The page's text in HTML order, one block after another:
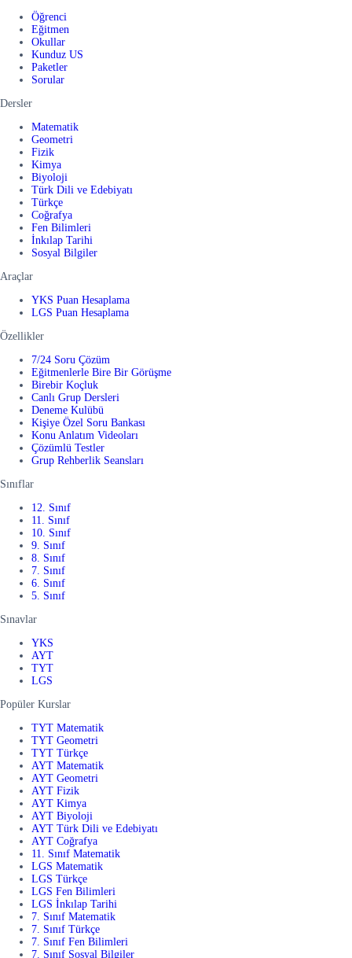
Öğrenci
Eğitmen
Okullar
Kunduz US
Paketler
Sorular
Dersler
Matematik
Geometri
Fizik
Kimya
Biyoloji
Türk Dili ve Edebiyatı
Türkçe
Coğrafya
Fen Bilimleri
İnkılap Tarihi
Sosyal Bilgiler
Araçlar
YKS Puan Hesaplama
LGS Puan Hesaplama
Özellikler
7/24 Soru Çözüm
Eğitmenlerle Bire Bir Görüşme
Birebir Koçluk
Canlı Grup Dersleri
Deneme Kulübü
Kişiye Özel Soru Bankası
Konu Anlatım Videoları
Çözümlü Testler
Grup Rehberlik Seansları
Sınıflar
12. Sınıf
11. Sınıf
10. Sınıf
9. Sınıf
8. Sınıf
7. Sınıf
6. Sınıf
5. Sınıf
Sınavlar
YKS
AYT
TYT
LGS
Popüler Kurslar
TYT Matematik
TYT Geometri
TYT Türkçe
AYT Matematik
AYT Geometri
AYT Fizik
AYT Kimya
AYT Biyoloji
AYT Türk Dili ve Edebiyatı
AYT Coğrafya
11. Sınıf Matematik
LGS Matematik
LGS Türkçe
LGS Fen Bilimleri
LGS İnkılap Tarihi
7. Sınıf Matematik
7. Sınıf Türkçe
7. Sınıf Fen Bilimleri
7. Sınıf Sosyal Bilgiler